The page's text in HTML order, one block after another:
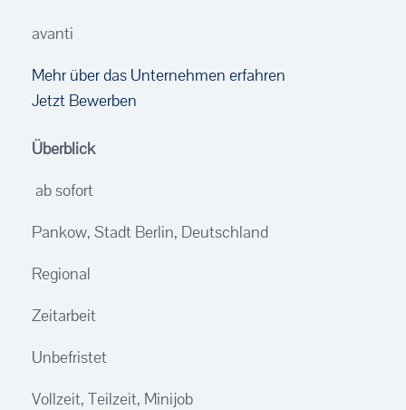
avanti
Mehr über das Unternehmen erfahren
Jetzt Bewerben
Überblick
ab sofort
Pankow, Stadt Berlin, Deutschland
Regional
Zeitarbeit
Unbefristet
Vollzeit, Teilzeit, Minijob